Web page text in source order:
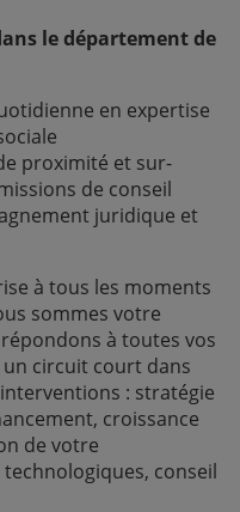
le département de
en expertise
proximité et sur-
de conseil
juridique et
à tous les moments
sommes votre
à toutes vos
circuit court dans
: stratégie
croissance
de votre
conseil